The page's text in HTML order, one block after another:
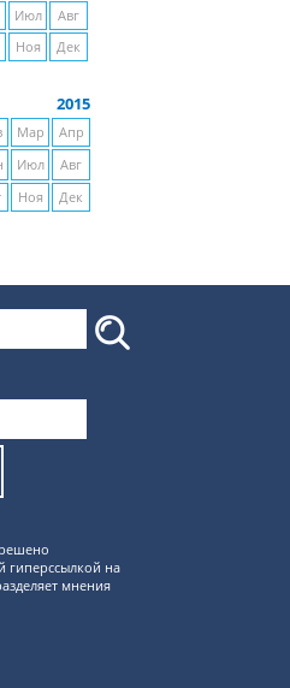
Июл
Авг
Ноя Дек
2015
Мар
Апр
Июл
Авг
Ноя Дек
гиперссылкой на
мнения